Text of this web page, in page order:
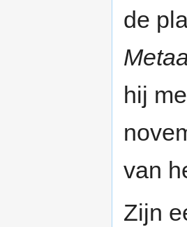
de
hij
van
Zijn